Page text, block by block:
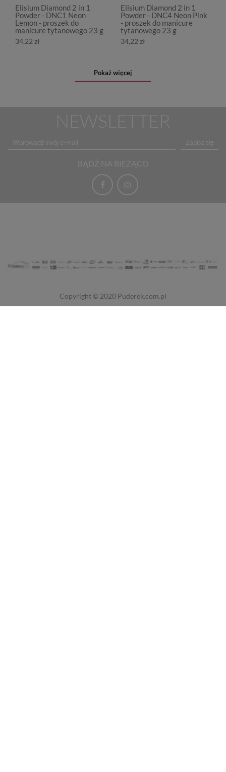
Elisium Diamond 2 in 1
Powder - DNC1 Neon
Lemon - proszek do
manicure tytanowego 23 g
34,22 zł
Elisium Diamond 2 in 1
Powder - DNC4 Neon Pink
- proszek do manicure
tytanowego 23 g
34,22 zł
Pokaż więcej
NEWSLETTER
Zapisz się
BĄDŹ NA BIEŻĄCO
Copyright © 2020 Puderek.com.pl